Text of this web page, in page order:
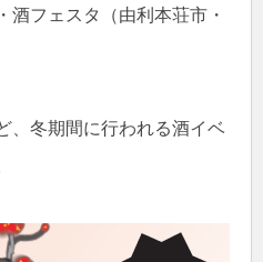
フェスタ（由利本荘市・
、冬期間に行われる酒イベ